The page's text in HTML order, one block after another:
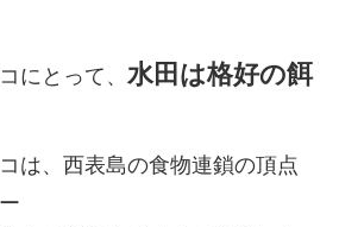
にとって、 水田は格好の餌
は、西表島の食物連鎖の頂点